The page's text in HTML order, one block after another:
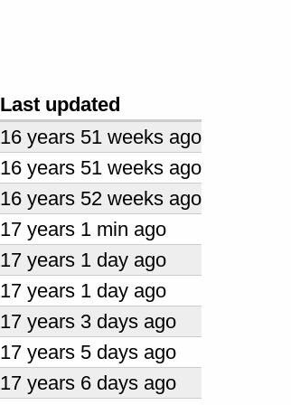
Last updated
16 years 51 weeks ago
16 years 51 weeks ago
16 years 52 weeks ago
17 years 1 min ago
17 years 1 day ago
17 years 1 day ago
17 years 3 days ago
17 years 5 days ago
17 years 6 days ago